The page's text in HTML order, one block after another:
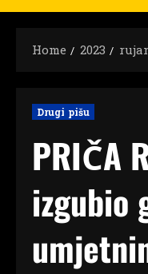
Home 2023
Drugi pišu
PRIČA
izgubio